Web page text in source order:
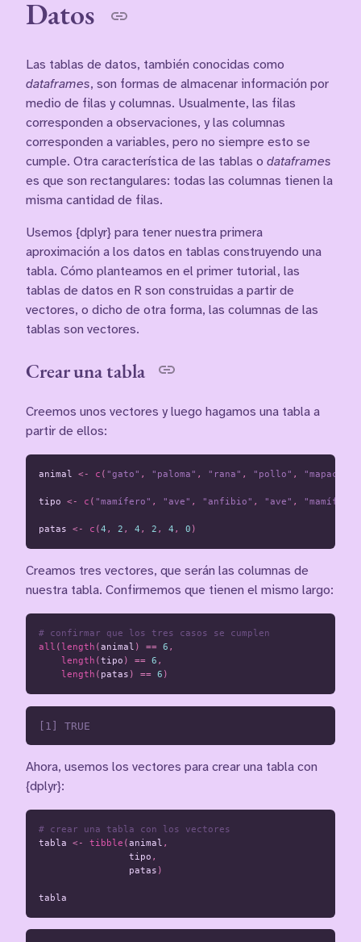
Datos
Las tablas de datos, también conocidas como
dataframes, son formas de almacenar información por
medio de filas y columnas. Usualmente, las filas
corresponden a observaciones, y las columnas
corresponden a variables, pero no siempre esto se
cumple. Otra característica de las tablas o dataframes
es que son rectangulares: todas las columnas tienen la
misma cantidad de filas.
Usemos {dplyr} para tener nuestra primera
aproximación a los datos en tablas construyendo una
tabla. Cómo planteamos en el primer tutorial, las
tablas de datos en R son construidas a partir de
vectores, o dicho de otra forma, las columnas de las
tablas son vectores.
Crear una tabla
Creemos unos vectores y luego hagamos una tabla a
partir de ellos:
animal <- c ( "gato" , "paloma" , "rana" , "pollo" , "mapache"
tipo <- c ( "mamífero" , "ave" , "anfibio" , "ave" , "mamífero"
patas <- c (4 , 2 , 4 , 2 , 4 , 0 )
Creamos tres vectores, que serán las columnas de
nuestra tabla. Confirmemos que tienen el mismo largo:
# confirmar que los tres casos se cumplen
all (length (animal ) == 6 ,
length (tipo ) == 6 ,
length ( patas ) == 6 )
Ahora, usemos los vectores para crear una tabla con
{dplyr}:
# crear una tabla con los vectores
tabla <- tibble (animal ,
tipo ,
patas )
tabla